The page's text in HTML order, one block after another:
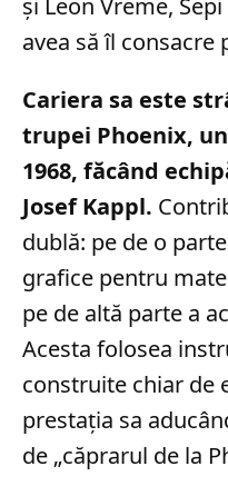
și Leon Vreme,
avea să îl
Cariera sa este
trupei Phoenix,
1968, făcând
Josef Kappl.
dublă: pe de o
grafice pentru
pe de altă parte a
Acesta folosea
construite chiar de
prestația sa
de „căprarul de la